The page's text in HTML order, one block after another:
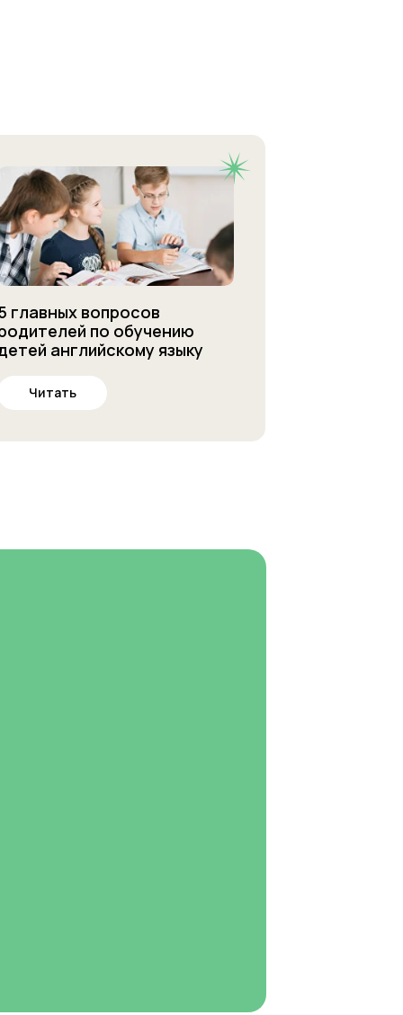
главных вопросов
по обучению
английскому языку
Читать